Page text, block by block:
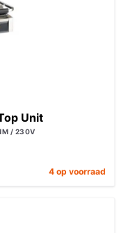
Unit
/ 230V
4 op voorraad